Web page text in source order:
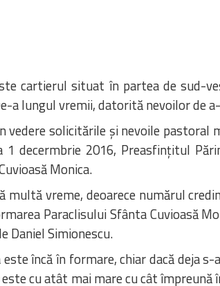
cartierul situat în partea de sud-
a lungul vremii, datorită nevoilor de
vedere solicitările și nevoile pastoral
1 decermbrie 2016, Preasfințitul
Monica.
multă vreme, deoarece numărul
Paraclisului Sfânta Cuvioasă
Daniel Simionescu.
este încă în formare, chiar dacă deja
cu atât mai mare cu cât